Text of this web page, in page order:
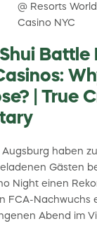
@ Resorts World
Casino NYC
Battle
| True
Augsburg haben
Gästen
Night einen
FCA-Nachwuchs
Abend im